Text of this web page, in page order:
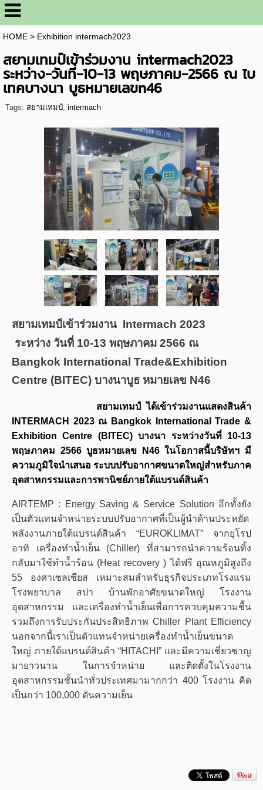
HOME> Exhibition intermach2023
สยามเทมป์เข้าร่วมงาน intermach2023
ระหว่าง-วันที่-10-13 พฤษภาคม-2566 ณ ไบ
เทคบางนา บูธหมายเลขn46
Tags: สยามเทมป์, intermach
สยามเทมป์เข้าร่วมงาน Intermach 2023
ระหว่าง วันที่ 10-13 พฤษภาคม 2566 ณ
Bangkok International Trade&Exhibition
Centre (BITEC) บางนาบูธ หมายเลข N46
สยามเทมป์ ได้เข้าร่วมงานแสดงสินค้า
INTERMACH 2023 ณ Bangkok International Trade &
Exhibition Centre (BITEC) บางนา ระหว่างวันที่ 10-13
พฤษภาคม 2566 บูธหมายเลข N46 ในโอกาสนี้บริษัทฯ มี
ความภูมิใจนำเสนอ ระบบปรับอากาศขนาดใหญ่สำหรับภาค
อุตสาหกรรมและการพานิชย์ภายใต้แบรนด์สินค้า
AIRTEMP : Energy Saving & Service Solution อีกทั้งยัง
เป็นตัวแทนจำหน่ายระบบปรับอากาศที่เป็นผู้นำด้านประหยัด
พลังงานภายใต้แบรนด์สินค้า “EUROKLIMAT” จากยุโรป
อาทิ เครื่องทำน้ำเย็น (Chiller) ที่สามารถนำความร้อนทิ้ง
กลับมาใช้ทำน้ำร้อน (Heat recovery ) ได้ฟรี อุณหภูมิสูงถึง
55 องศาเซลเซียส เหมาะสมสำหรับธุรกิจประเภทโรงแรม
โรงพยาบาล สปา บ้านพักอาศัยขนาดใหญ่ โรงงาน
อุตสาหกรรม และเครื่องทำน้ำเย็นเพื่อการควบคุมความชื้น
รวมถึงการรับประกันประสิทธิภาพ Chiller Plant Efficiency
นอกจากนี้เราเป็นตัวแทนจำหน่ายเครื่องทำน้ำเย็นขนาด
ใหญ่ ภายใต้แบรนด์สินค้า “HITACHI” และมีความเชี่ยวชาญ
มายาวนาน ในการจำหน่าย และติดตั้งในโรงงาน
อุตสาหกรรมชั้นนำทั่วประเทศมามากกว่า 400 โรงงาน คิด
เป็นกว่า 100,000 ตันความเย็น